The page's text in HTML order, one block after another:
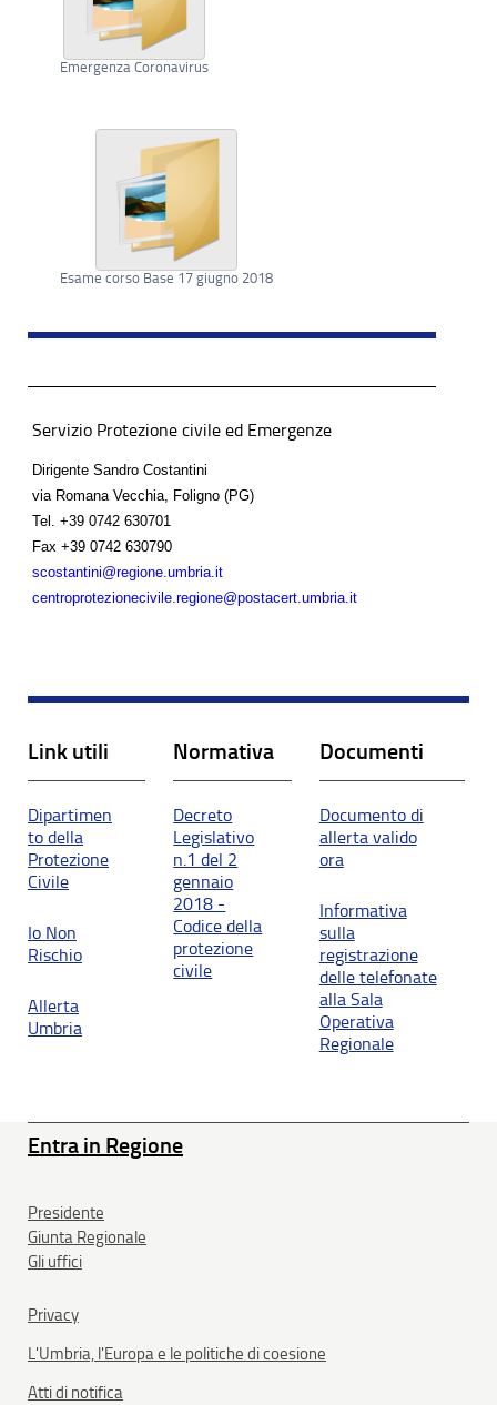
Emergenza Coronavirus
Esame corso Base 17 giugno 2018
Servizio Protezione civile ed Emergenze
Dirigente Sandro Costantini
via Romana Vecchia, Foligno (PG)
Tel.
+39 0742 630701
Fax +39 0742 630790
scostantini@regione.umbria.it
centroprotezionecivile.regione@postacert.umbria.it
Link utili
Dipartimen
to della
Protezione
Civile
Io Non
Rischio
Allerta
Umbria
Normativa
Decreto
Legislativo
n.1 del 2
gennaio
2018 -
Codice della
protezione
civile
Documenti
Documento di
allerta valido
ora
Informativa
sulla
registrazione
delle telefonate
alla Sala
Operativa
Regionale
Entra in Regione
Presidente
Giunta Regionale
Gli uffici
Privacy
L'Umbria, l'Europa e le politiche di coesione
Atti di notifica